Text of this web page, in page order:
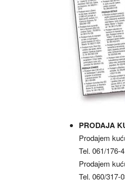
PRODAJA
Prodajem
Tel. 061/176-
Prodajem
Tel. 060/317-